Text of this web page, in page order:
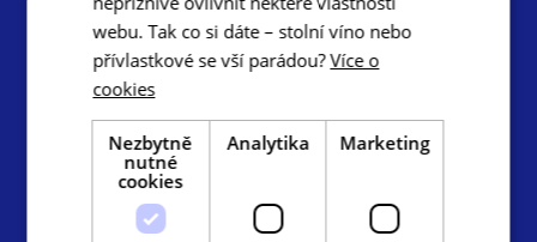
info@ccrjm.cz
www.ccrjm.cz
Facebook YouTube Instagram
Odkazy
TOP cíle
webu. Tak co si dáte – stolní víno nebo
přívlastkové se vší parádou?Více o
cookies
Nezbytně
nutné
cookies
Analytika Marketing